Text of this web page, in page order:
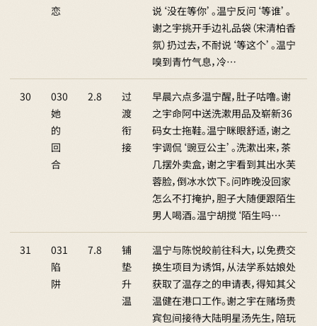
恋
说‘没在等你’。温宁反问‘等谁’。
谢之宇挑开手边礼品袋（宋清柏香
氛）扔过去，不耐说‘等这个’。温宁
嗅到青竹气息，冷…
30
030
她
的
回
合
2.8
过
渡
衔
接
早晨六点多温宁醒，肚子咕噜。谢
之宇命阿中送洗漱用品及崭新36
码女士拖鞋。温宁眯眼舒适，谢之
宇调侃‘豌豆公主’。洗漱出来，茶
几摆外卖盒，谢之宇看到其出水芙
蓉脸，倒冰水饮下。问昨晚没回家
怎么不打掩护，胆子大随便跟陌生
男人喝酒。温宁胡搅‘陌生吗…
31
031
陷
阱
7.8
铺
垫
升
温
温宁与陈悦皎前往科大，以免费交
换生项目为诱饵，从法学系姑娘处
获取了温存之的申请表，得知其父
温健在港口工作。谢之宇在赌场贵
宾包间接待大陆明星汤先生，陪玩